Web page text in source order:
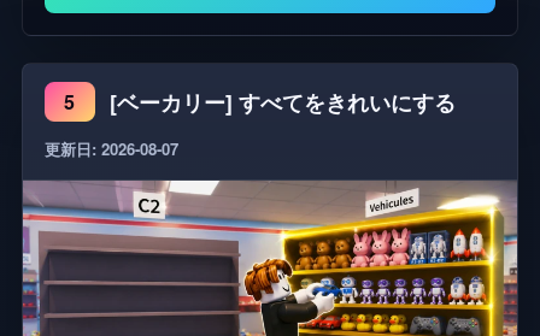
5 [ベーカリー] すべてをきれいにする
更新日: 2026-08-07